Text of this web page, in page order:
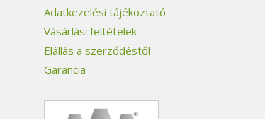
Adatkezelési tájékoztató
Vásárlási feltételek
Elállás a szerződéstől
Garancia